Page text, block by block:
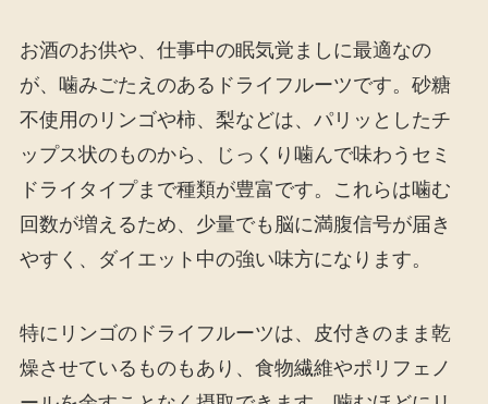
お酒のお供や、仕事中の眠気覚ましに最適なの
が、噛みごたえのあるドライフルーツです。砂糖
不使用のリンゴや柿、梨などは、パリッとしたチ
ップス状のものから、じっくり噛んで味わうセミ
ドライタイプまで種類が豊富です。これらは噛む
回数が増えるため、少量でも脳に満腹信号が届き
やすく、ダイエット中の強い味方になります。
特にリンゴのドライフルーツは、皮付きのまま乾
燥させているものもあり、食物繊維やポリフェノ